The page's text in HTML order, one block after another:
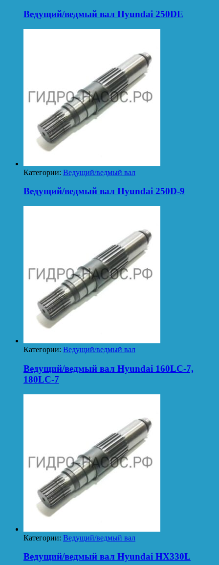
Ведущий/ведмый вал Hyundai 250DE
Категории: Ведущий/ведмый вал
Ведущий/ведмый вал Hyundai 250D-9
Категории: Ведущий/ведмый вал
Ведущий/ведмый вал Hyundai 160LC-7,
180LC-7
Категории: Ведущий/ведмый вал
Ведущий/ведмый вал Hyundai HX330L